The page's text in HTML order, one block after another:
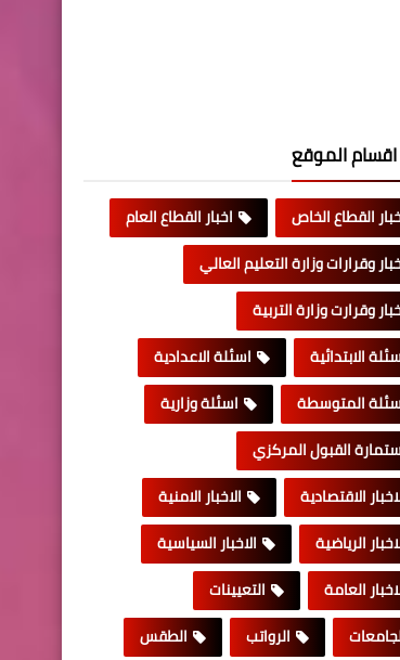
الموقع
القطاع الخاص
اخبار القطاع العام
وقرارات وزارة التعليم العالي
وقرارت وزارة التربية
الابتدائية
اسئلة الاعدادية
المتوسطة
اسئلة وزارية
القبول المركزي
الاقتصادية
الاخبار الامنية
الرياضية
الاخبار السياسية
العامة
التعيينات
الرواتب الطقس